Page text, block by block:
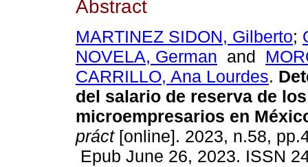
Abstract
MARTINEZ SIDON, Gilberto;
NOVELA, German and
CARRILLO, Ana Lourdes.
del salario de reserva de los
microempresarios en
práct[online]. 2023, n.58,
Epub June 26, 2023. ISSN